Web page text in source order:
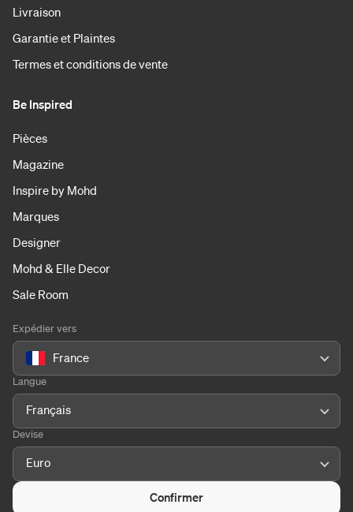
Livraison
Garantie et Plaintes
Termes et conditions de vente
Be Inspired
Pièces
Magazine
Inspire by Mohd
Marques
Designer
Mohd & Elle Decor
Sale Room
Expédier vers
France
Langue
Français
Devise
Euro
Confirmer